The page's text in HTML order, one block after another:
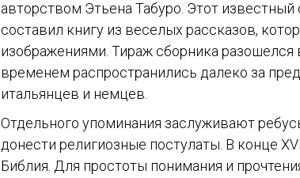
авторством Этьена Табуро. Этот
составил книгу из веселых рассказов,
изображениями. Тираж сборника
временем распространились далеко за
итальянцев и немцев.
Отдельного упоминания заслуживают
донести религиозные постулаты. В конце
Библия. Для простоты понимания и